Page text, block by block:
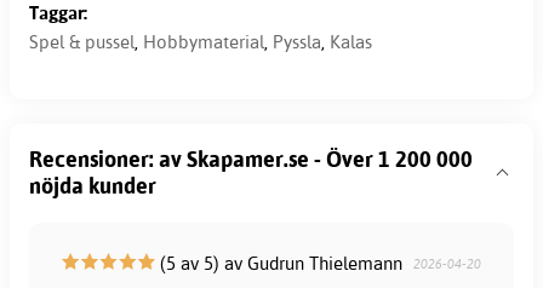
Taggar:
Spel & pussel, Hobbymaterial, Pyssla, Kalas
Recensioner: av Skapamer.se - Över 1 200 000
nöjda kunder
(5 av 5) av Gudrun Thielemann 2026-04-20